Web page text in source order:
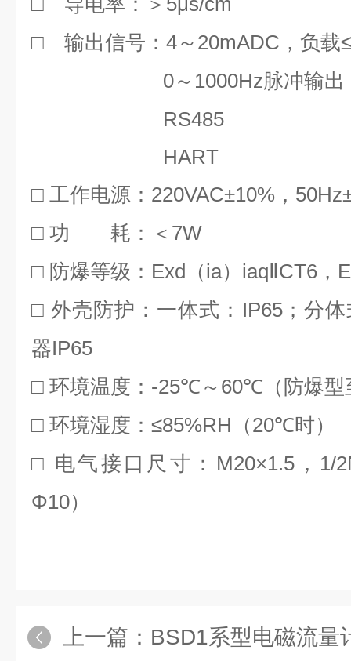
□ 输出信号： 4～ 20mADC ，负载
0～ 1000Hz脉冲输出
RS485
HART
□ 工作电源： 220VAC±10% ，
□ 功 耗：＜ 7W
□ 防爆等级： Exd（ia）iaqⅡCT6 ，
□外壳防护：一体式： IP65；分
器IP65
□ 环境温度： -25℃ ～ 60℃ （防爆
□ 环境湿度： ≤85%RH （20℃时）
□ 电气接口尺寸： M20×1.5， 1/
Φ10）
上一篇： BSD1系型电磁流量